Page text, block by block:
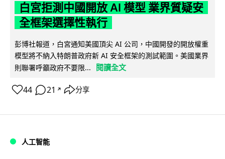
白宮拒測中國開放 AI 模型 業界質疑安
全框架選擇性執行
彭博社報道，白宮通知美國頂尖 AI 公司，中國開發的開放權重
模型將不納入特朗普政府新 AI 安全框架的測試範圍。美國業界
則聯署呼籲政府不要限...
閱讀全文
44 21 ↗ 分享
人工智能